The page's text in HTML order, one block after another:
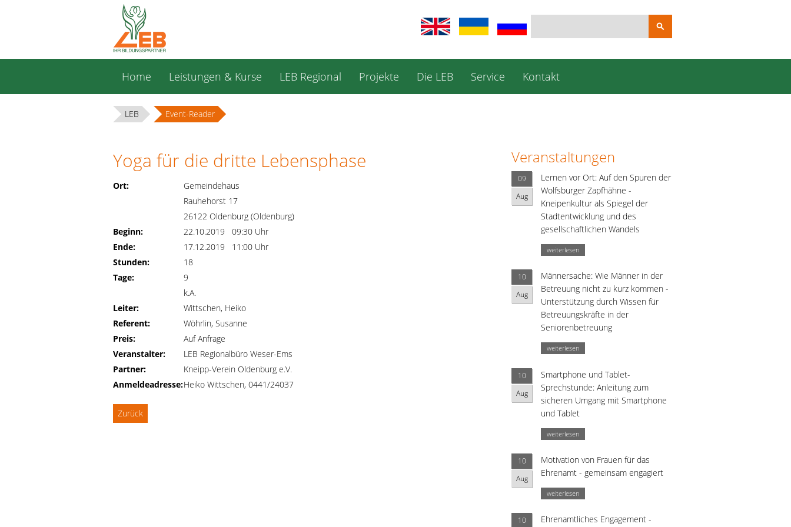
Suchbegriffe
überspringen
Home Leistungen & Kurse LEB Regional Projekte Die LEB Service Kontakt
LEB Event-Reader
Yoga für die dritte Lebensphase
Ort:
Gemeindehaus
Rauhehorst 17
26122 Oldenburg (Oldenburg)
Beginn:
22.10.2019 09:30 Uhr
Ende:
17.12.2019 11:00 Uhr
Stunden:
18
Tage:
9
k.A.
Leiter:
Wittschen, Heiko
Referent:
Wöhrlin, Susanne
Preis:
Auf Anfrage
Veranstalter:
LEB Regionalbüro Weser-Ems
Partner:
Kneipp-Verein Oldenburg e.V.
Anmeldeadresse:Heiko Wittschen, 0441/24037
Zurück
Veranstaltungen
09
Aug
Lernen vor Ort: Auf den Spuren der
Wolfsburger Zapfhähne -
Kneipenkultur als Spiegel der
Stadtentwicklung und des
gesellschaftlichen Wandels
weiterlesen
10
Aug
Männersache: Wie Männer in der
Betreuung nicht zu kurz kommen -
Unterstützung durch Wissen für
Betreuungskräfte in der
Seniorenbetreuung
weiterlesen
10
Aug
Smartphone und Tablet-
Sprechstunde: Anleitung zum
sicheren Umgang mit Smartphone
und Tablet
weiterlesen
10
Aug
Motivation von Frauen für das
Ehrenamt - gemeinsam engagiert
weiterlesen
10
Ehrenamtliches Engagement -